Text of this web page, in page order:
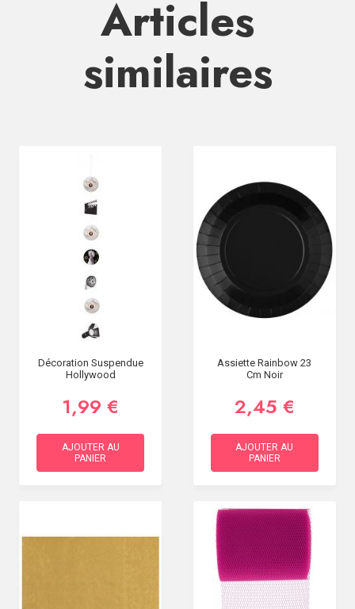
Articles
similaires
Décoration Suspendue
Hollywood
1,99 €
AJOUTER AU
PANIER
Assiette Rainbow 23
Cm Noir
2,45 €
AJOUTER AU
PANIER